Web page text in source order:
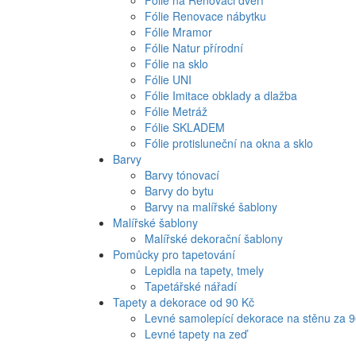
Fólie Renovace nábytku
Fólie Mramor
Fólie Natur přírodní
Fólie na sklo
Fólie UNI
Fólie Imitace obklady a dlažba
Fólie Metráž
Fólie SKLADEM
Fólie protisluneční na okna a sklo
Barvy
Barvy tónovací
Barvy do bytu
Barvy na malířské šablony
Malířské šablony
Malířské dekorační šablony
Pomůcky pro tapetování
Lepidla na tapety, tmely
Tapetářské nářadí
Tapety a dekorace od 90 Kč
Levné samolepící dekorace na stěnu za
Levné tapety na zeď